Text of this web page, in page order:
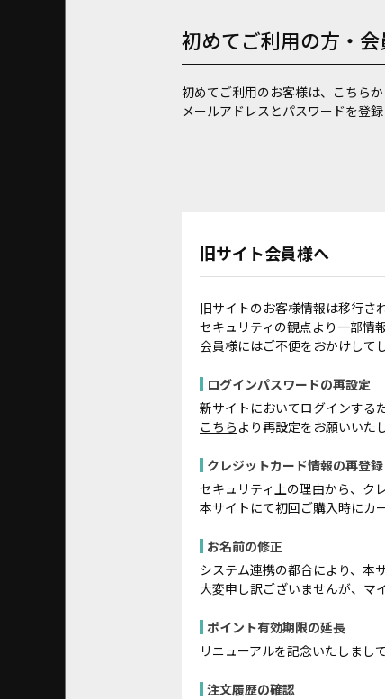
初めてご利用の方・
初めてご利用のお客様は、こちら
メールアドレスとパスワードを登
旧サイト会員様へ
旧サイトのお客様情報は移行さ
セキュリティの観点より一部情
会員様にはご不便をおかけして
ログインパスワードの再設定
新サイトにおいてログインする
こちら より再設定をお願いいた
クレジットカード情報の再登録
セキュリティ上の理由から、ク
本サイトにて初回ご購入時にカ
お名前の修正
システム連携の都合により、本
大変申し訳ございませんが、マ
ポイント有効期限の延長
リニューアルを記念いたしまし
注文履歴の確認